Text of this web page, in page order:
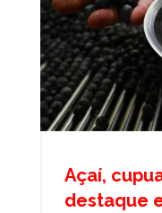
Açaí,
destaque